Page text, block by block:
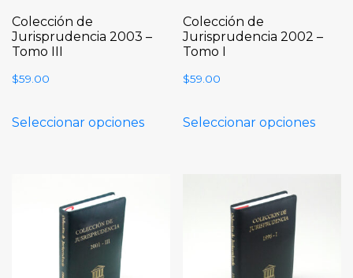
Colección de
Jurisprudencia 2003 –
Tomo III
$59.00
Seleccionar opciones
Colección de
Jurisprudencia 2002 –
Tomo I
$59.00
Seleccionar opciones